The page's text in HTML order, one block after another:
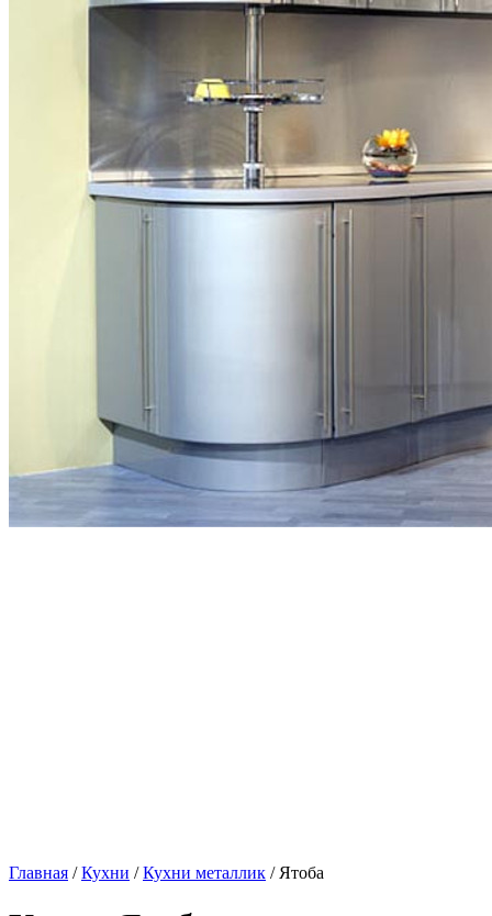
Главная /Кухни /Кухни металлик / Ятоба